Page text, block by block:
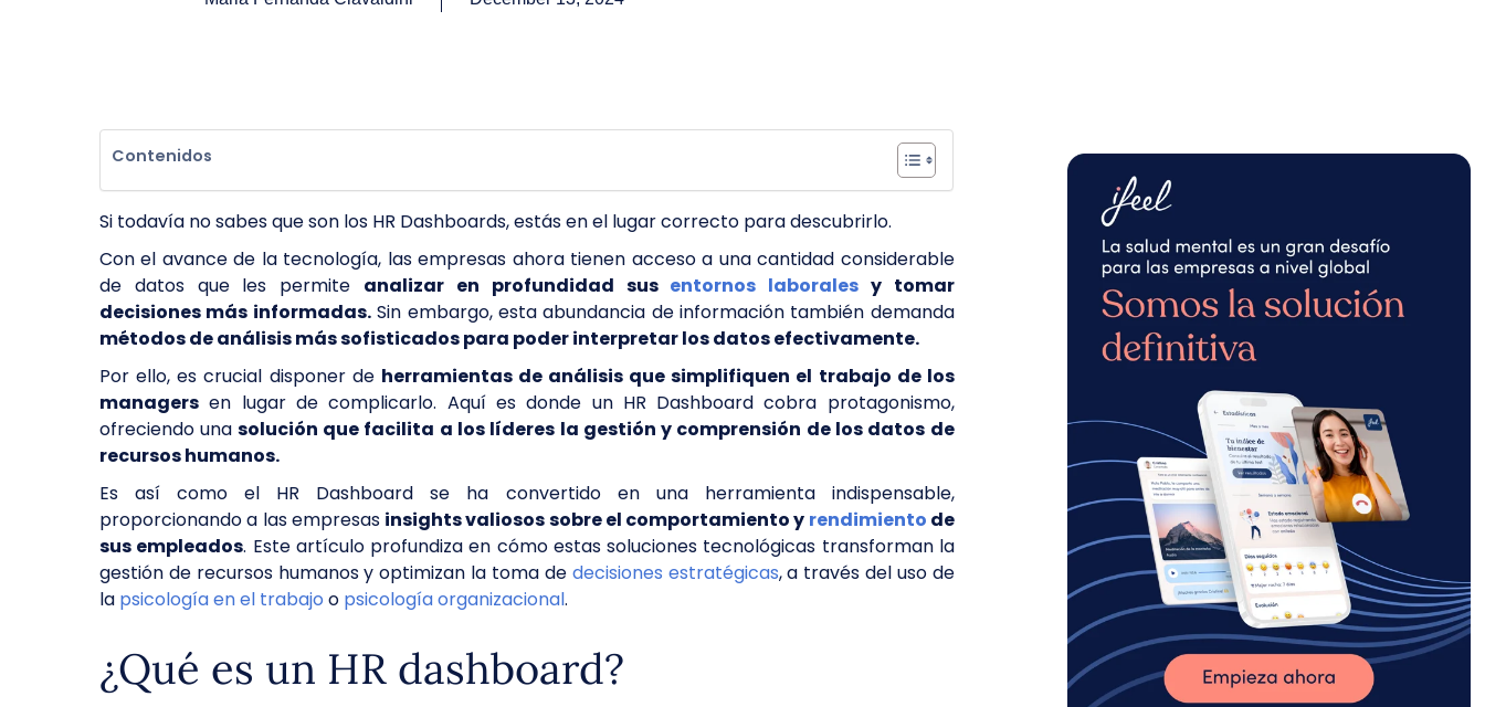
Contenidos
Si todavía no sabes que son los HR Dashboards, estás en el lugar correcto para descubrirlo.
Con el avance de la tecnología, las empresas ahora tienen acceso a una cantidad considerable
de datos que les permite analizar en profundidad sus entornos laborales y tomar
decisiones más informadas.Sin embargo, esta abundancia de información también demanda
métodos de análisis más sofisticados para poder interpretar los datos efectivamente.
Por ello, es crucial disponer de herramientas de análisis que simplifiquen el trabajo de los
managers en lugar de complicarlo. Aquí es donde un HR Dashboard cobra protagonismo,
ofreciendo una solución que facilita a los líderes la gestión y comprensión de los datos de
recursos humanos.
Es así como el HR Dashboard se ha convertido en una herramienta indispensable,
proporcionando a las empresas insights valiosos sobre el comportamiento y rendimiento de
sus empleados. Este artículo profundiza en cómo estas soluciones tecnológicas transforman la
gestión de recursos humanos y optimizan la toma de decisiones estratégicas, a través del uso de
la psicología en el trabajo o psicología organizacional.
¿Qué es un HR dashboard?